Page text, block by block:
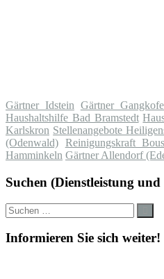
Gärtner Idstein Gärtner
Haushaltshilfe Bad Bramstedt
Karlskron Stellenangebote
(Odenwald) Reinigungskraft Bous
Hamminkeln Gärtner Allendorf
Suchen (Dienstleistung
Suche
nach:
Informieren Sie sich weiter!